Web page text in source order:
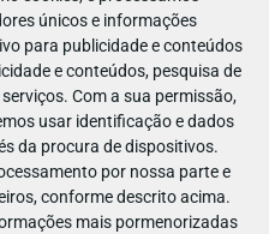
únicos e informações
para publicidade e conteúdos
e conteúdos, pesquisa de
Com a sua permissão,
usar identificação e dados
da procura de dispositivos.
por nossa parte e
conforme descrito acima.
mais pormenorizadas
social​